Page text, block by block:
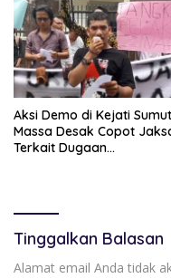
Aksi Demo di Kejati
Massa Desak Copot
Terkait Dugaan
Tinggalkan Balasan
Alamat email Anda tidak